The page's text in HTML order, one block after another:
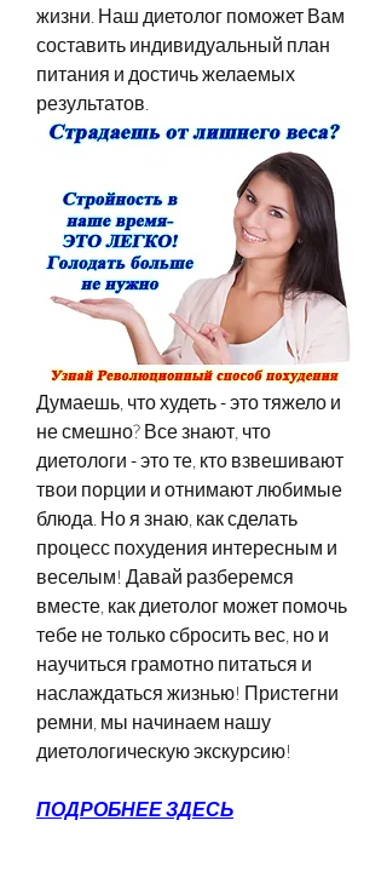
жизни. Наш диетолог поможет Вам
составить индивидуальный план
питания и достичь желаемых
результатов.
Думаешь, что худеть - это тяжело и
не смешно? Все знают, что
диетологи - это те, кто взвешивают
твои порции и отнимают любимые
блюда. Но я знаю, как сделать
процесс похудения интересным и
веселым! Давай разберемся
вместе, как диетолог может помочь
тебе не только сбросить вес, но и
научиться грамотно питаться и
наслаждаться жизнью! Пристегни
ремни, мы начинаем нашу
диетологическую экскурсию!
ПОДРОБНЕЕ ЗДЕСЬ